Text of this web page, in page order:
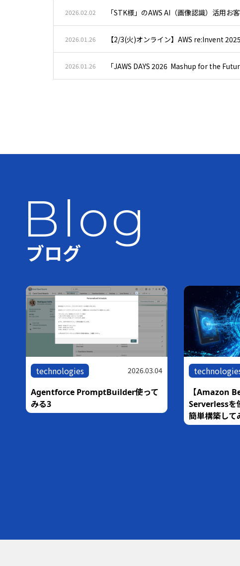
2026.02.02 「STK様」のAWS AI（画像認識）活用お
2026.01.26 【2/3(火)オンライン】AWS re:Invent
2026.01.26 「JAWS DAYS 2026 Mashup for the
Blog
ブログ
technologies 2026.03.04
Agentforce PromptBuilder使って
みる3
【Amazon
Serverlessを
簡単構築して